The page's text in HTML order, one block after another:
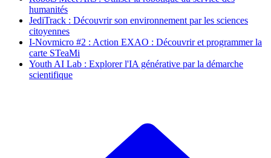
humanités
JediTrack : Découvrir son environnement par les sciences
citoyennes
I-Novmicro #2 : Action EXAO : Découvrir et programmer la
carte STeaMi
Youth AI Lab : Explorer l'IA générative par la démarche
scientifique